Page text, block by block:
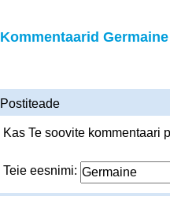
Kommentaarid Germaine
Postiteade
Kas Te soovite kommentaari
Teie eesnimi: